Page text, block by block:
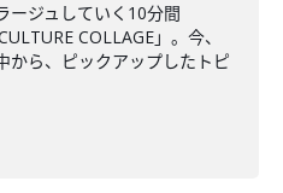
ージュしていく10分間
COLLAGE」。今、
から、ピックアップしたトピ